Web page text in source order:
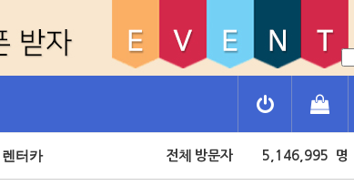
전체 방문자 5,146,995 명
렌터카